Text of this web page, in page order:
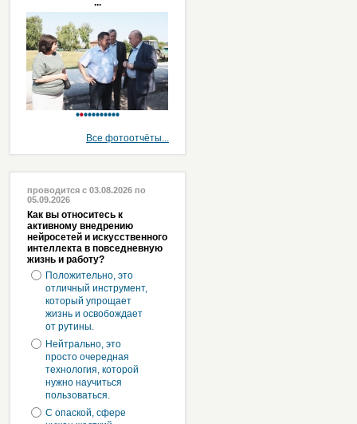
...
Все фотоотчёты...
проводится с 03.08.2026 по
05.09.2026
Как вы относитесь к
активному внедрению
нейросетей и искусственного
интеллекта в повседневную
жизнь и работу?
Положительно, это
отличный инструмент,
который упрощает
жизнь и освобождает
от рутины.
Нейтрально, это
просто очередная
технология, которой
нужно научиться
пользоваться.
С опаской, сфере